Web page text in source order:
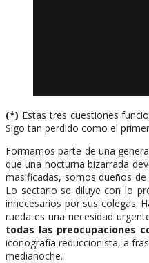
(*) Estas tres cuestiones
Sigo tan perdido como el
Formamos parte de una
que una nocturna bizarrada
masificadas, somos dueños
Lo sectario se diluye con lo
innecesarios por sus colegas.
rueda es una necesidad
todas las preocupaciones
iconografía reduccionista, a
medianoche.